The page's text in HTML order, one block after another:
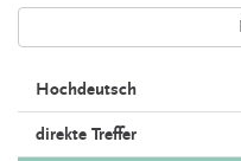
Hochdeutsch
direkte Treffer